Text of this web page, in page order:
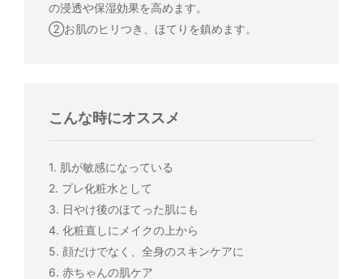
の浸透や保湿効果を高めます。
②お肌のヒリつき、ほてりを鎮めます。
こんな時にオススメ
1. 肌が敏感になっている
2. プレ化粧水として
3. 日やけ後のほてった肌にも
4. 化粧直しにメイクの上から
5. 顔だけでなく、全身のスキンケアに
6. 赤ちゃんの肌ケア